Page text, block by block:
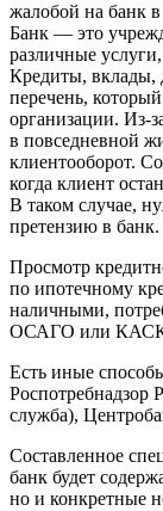
жалобой на банк
Банк — это
различные
Кредиты,
перечень,
организации. Из-
в повседневной
клиентооборот.
когда клиент
В таком случае,
претензию в банк.
Просмотр
по ипотечному
наличными,
ОСАГО или
Есть иные
служба),
Составленное
банк будет
но и конкретные